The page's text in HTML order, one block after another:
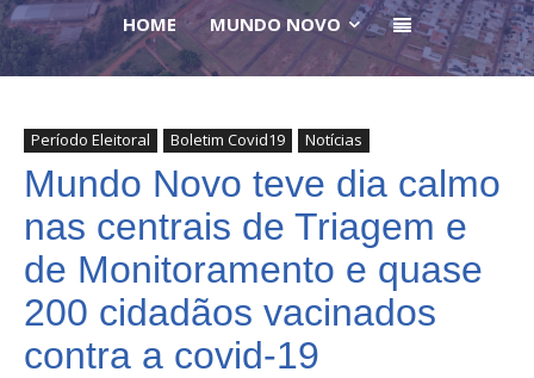
HOME MUNDO NOVO
Período Eleitoral Boletim Covid19 Notícias
Mundo Novo teve dia calmo
nas centrais de Triagem e
de Monitoramento e quase
200 cidadãos vacinados
contra a covid-19